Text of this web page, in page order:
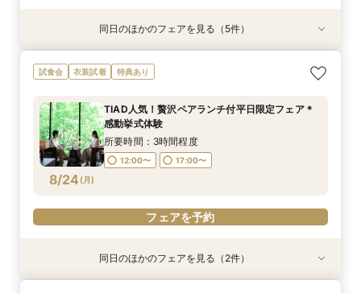
衣装試着 特典あり
8/23(日)
トレンド花嫁注目◎和装も映える上質ホテル2泊
付&3万試食
9:00〜
衣装試着 特典あり
8/23(日)
おもてなし重視｜1ミシュランキー★選出×ホテル
コース2万円体験
9:00〜
衣装試着 特典あり
8/23(日)
2軒目以降見学なら*日程＆見積りクイック相談
挙式体験・試食付
9:00〜
衣装試着 特典あり
8/23(日)
即決なし*何も決まって無くてOK!ホテルで貸切
W体験＆豪華試食
9:00〜
衣装試着 特典あり
8/23(日)
【1件目見学】緑一面！貸切W体験上質ホテル安
心見学&2万円試食
9:00〜
同日のほかのフェアを見る（5件）
試食会 衣装試着 特典あり
8/24 (月)
TIAD人気！贅沢ペアランチ付平日限定フェア＊
感動挙式体験
所要時間：3時間程度
12:00〜 17:00〜
フェアを予約
衣装試着 特典あり
衣装試着 特典あり
同日のほかのフェアを見る（2件）